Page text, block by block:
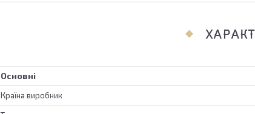
Основні
Країна виробник